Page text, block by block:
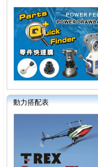
動力搭配表